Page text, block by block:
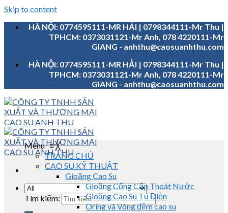
Skip to content
HÀ NỘI: 0774595111-MR HẢI | 0798344111-Mr Thu |
TPHCM: 0373031121-Mr Anh, 078 4220111-Mr
GIANG - anhthu@caosuanhthu.com
HÀ NỘI: 0774595111-MR HẢI | 0798344111-Mr Thu |
TPHCM: 0373031121-Mr Anh, 078 4220111-Mr
GIANG - anhthu@caosuanhthu.com
Tìm kiếm:
Menu≡╳
TRANG CHỦ
CAO SU KỸ THUẬT
Gioăng Cao Su
Gioăng Cống Cấp Thoát Nước
Gioăng Cao Su Tủ Điện
Oring và Vòng đệm cao su